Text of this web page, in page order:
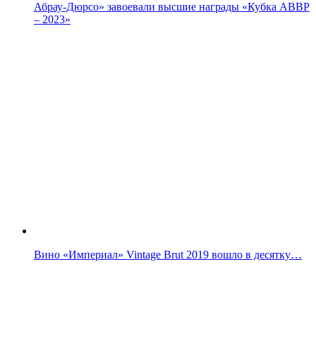
Абрау-Дюрсо» завоевали высшие награды «Кубка АВВР
– 2023»
Вино «Империал» Vintage Brut 2019 вошло в десятку…